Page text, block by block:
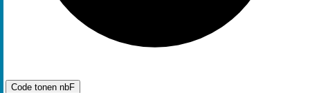
Code tonen nbF